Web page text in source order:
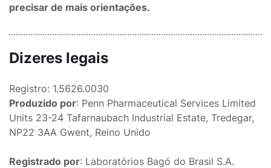
precisar de mais orientações.
Dizeres legais
Registro: 1.5626.0030
Produzido por: Penn Pharmaceutical Services Limited
Units 23-24 Tafarnaubach Industrial Estate, Tredegar,
NP22 3AA Gwent, Reino Unido
Registrado por: Laboratórios Bagó do Brasil S.A.